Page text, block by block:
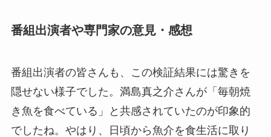
番組出演者や専門家の意見・感想
番組出演者の皆さんも、この検証結果には驚きを
隠せない様子でした。満島真之介さんが「毎朝焼
き魚を食べている」と共感されていたのが印象的
でしたね。やはり、日頃から魚介を食生活に取り